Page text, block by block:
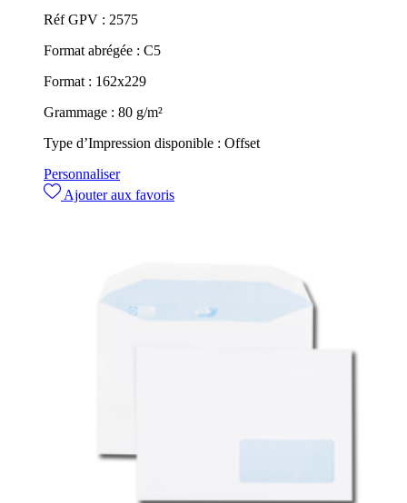
Réf GPV : 2575
Format abrégée : C5
Format : 162x229
Grammage : 80 g/m²
Type d’Impression disponible : Offset
Personnaliser
Ajouter aux favoris